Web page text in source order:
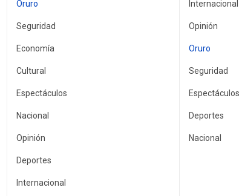
Oruro
Seguridad
Economía
Cultural
Espectáculos
Nacional
Opinión
Deportes
Internacional
Internacional
Opinión
Oruro
Seguridad
Espectáculos
Deportes
Nacional